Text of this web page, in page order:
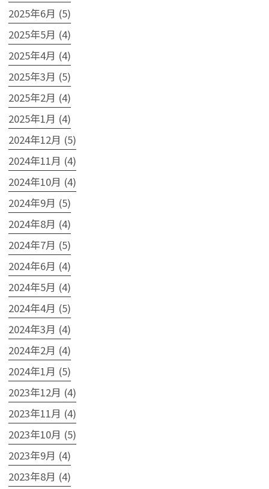
2025年6月 (5)
2025年5月 (4)
2025年4月 (4)
2025年3月 (5)
2025年2月 (4)
2025年1月 (4)
2024年12月 (5)
2024年11月 (4)
2024年10月 (4)
2024年9月 (5)
2024年8月 (4)
2024年7月 (5)
2024年6月 (4)
2024年5月 (4)
2024年4月 (5)
2024年3月 (4)
2024年2月 (4)
2024年1月 (5)
2023年12月 (4)
2023年11月 (4)
2023年10月 (5)
2023年9月 (4)
2023年8月 (4)